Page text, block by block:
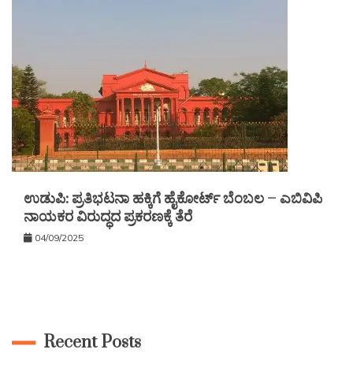
ಉಡುಪಿ: ಪ್ರತಿಭಟನಾ ಹಕ್ಕಿಗೆ ಹೈಕೋರ್ಟ್ ಬೆಂಬಲ – ಎಬಿವಿಪಿ
ನಾಯಕರ ವಿರುದ್ಧದ ಪ್ರಕರಣಕ್ಕೆ ತೆರೆ
04/09/2025
Recent Posts